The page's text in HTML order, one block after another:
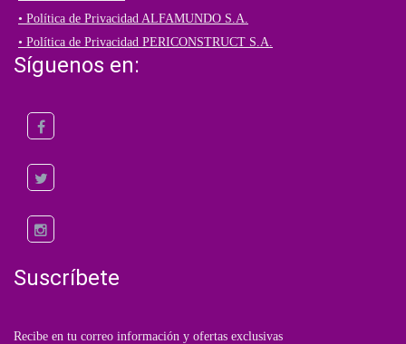
• Política de Privacidad ALFAMUNDO S.A.
• Política de Privacidad PERICONSTRUCT S.A.
Síguenos en:
Suscríbete
Recibe en tu correo información y ofertas exclusivas